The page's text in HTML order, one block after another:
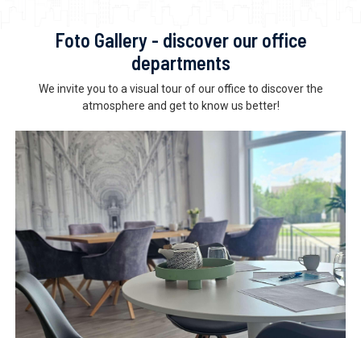
Foto Gallery - discover our office
departments
We invite you to a visual tour of our office to discover the
atmosphere and get to know us better!